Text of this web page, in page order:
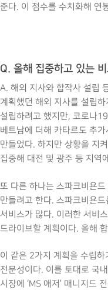
준다. 이 점수를 수치화해 연
Q. 올해 집중하고 있는
A. 해외 지사와 합작사 설립
계획했던 해외 지사를 설립
설립하려고 했지만, 코로나
베트남에 더해 카타르도 추
만들었다. 하지만 상황을 지
집중해 대전 및 광주 등 지역
또 다른 하나는 스파크비욘
만들려고 한다. 스파크비욘
서비스가 많다. 이러한 서비
드라이브할 계획이다. 올해
이 같은 2가지 계획을 수립하
전문성이다. 이를 토대로 국
시장에 ‘MS 애저’ 매니지드